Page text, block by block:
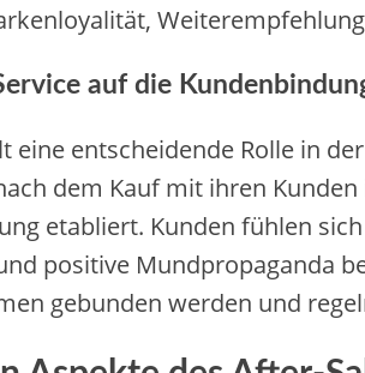
auf die
eine entscheidende Rolle in
dem Kauf mit ihren
etabliert. Kunden fühlen
positive Mundpropaganda
gebunden werden und